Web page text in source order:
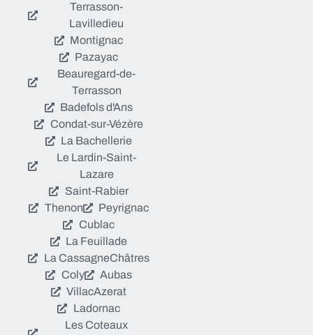
Terrasson-
Lavilledieu
Montignac
Pazayac
Beauregard-de-
Terrasson
Badefols d'Ans
Condat-sur-Vézère
La Bachellerie
Le Lardin-Saint-
Lazare
Saint-Rabier
Thenon
Peyrignac
Cublac
La Feuillade
La CassagneChâtres
Coly
Aubas
VillacAzerat
Ladornac
Les Coteaux